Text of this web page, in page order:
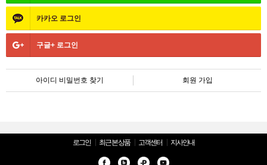
카카오 로그인
구글+ 로그인
아이디 비밀번호 찾기 회원 가입
로그인 최근 본 상품 고객센터 지사안내